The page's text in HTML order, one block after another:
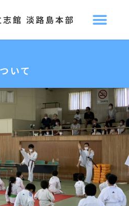
館 淡路島本部
いて